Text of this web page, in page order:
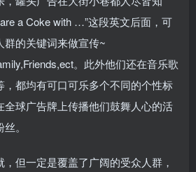
a Coke with …”这段英文后面，可
群的关键词来做宣传~
。此外他们还在音乐歌
，都均有可口可乐多个不同的个性标
全球广告牌上传播他们鼓舞人心的活
。
但一定是覆盖了广阔的受众人群，